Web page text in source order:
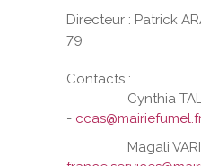
Directeur : Patrick
79
Contacts :
Cynthia
-
Magali VARIN -